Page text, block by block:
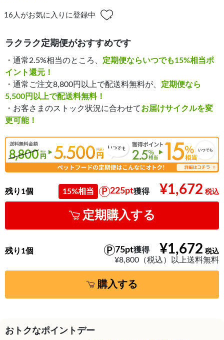
16 人がお気に入りに登録中
ラクラク定期便がおすすめです
・通常2.5%相当のところ、 定期便ならいつでも15%相当ポ
イント還元！
・通常ご注文8,800円以上で配送料無料が、 定期便なら
5,500円以上で配送料無料！
・お客さまのストック状況に合わせてお届けサイクルを変
更可能！
¥1,672
15%相当 225pt獲得
残り1個
定期購入する
¥1,672
75pt獲得
¥8,800（税込）以上送料無料
残り1個
購入する
おトクなポイントデー